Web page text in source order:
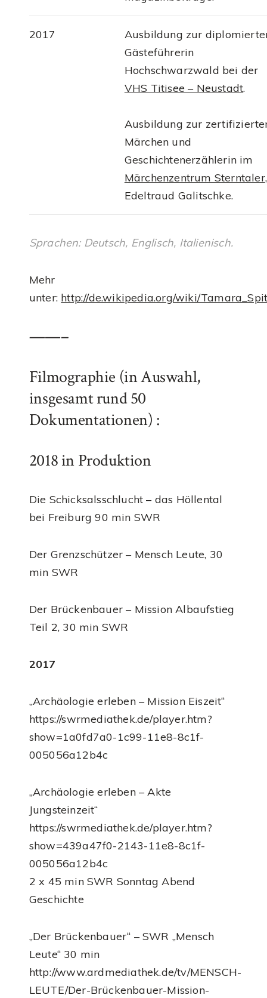
2017
Ausbildung zur
Gästeführerin
Hochschwarzwald bei der
VHS Titisee – Neustadt.
Ausbildung zur
Märchen und
Geschichtenerzählerin im
Märchenzentrum Sterntaler,
Edeltraud Galitschke.
Sprachen: Deutsch, Englisch, Italienisch.
Mehr
unter: http://de.wikipedia.org/wiki/
——–
Filmographie (in Auswahl,
insgesamt rund 50
Dokumentationen) :
2018 in Produktion
Die Schicksalsschlucht – das Höllental
bei Freiburg 90 min SWR
Der Grenzschützer – Mensch Leute, 30
min SWR
Der Brückenbauer – Mission Albaufstieg
Teil 2, 30 min SWR
2017
„Archäologie erleben – Mission Eiszeit“
https://swrmediathek.de/player.htm?
show=1a0fd7a0-1c99-11e8-8c1f-
005056a12b4c
„Archäologie erleben – Akte
Jungsteinzeit“
https://swrmediathek.de/player.htm?
show=439a47f0-2143-11e8-8c1f-
005056a12b4c
2 x 45 min SWR Sonntag Abend
Geschichte
„Der Brückenbauer“ – SWR „Mensch
Leute“ 30 min
http://www.ardmediathek.de/tv/MENSCH-
LEUTE/Der-Brückenbauer-Mission-